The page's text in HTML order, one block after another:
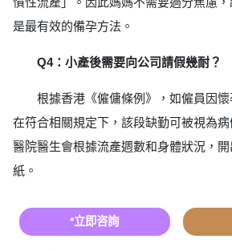
是最有效的備孕方法。
Q4：小產後需要向公司請假幾耐？
根據香港《僱傭條例》，如僱員因懷
在符合相關規定下，該段缺勤可被視為
醫院醫生會根據流產週數和身體狀況，
紙。
*立即咨詢